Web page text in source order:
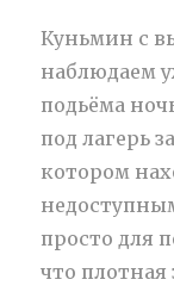
Куньмин с
наблюдаем
подьёма
под лагерь
котором
просто для
что плотная